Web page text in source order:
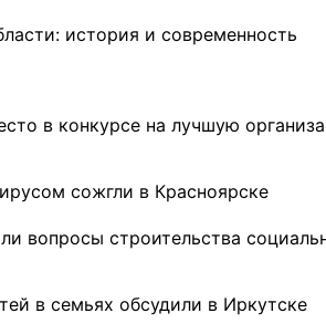
история и современность
в конкурсе на лучшую
сожгли в Красноярске
вопросы строительства
в семьях обсудили в Иркутске